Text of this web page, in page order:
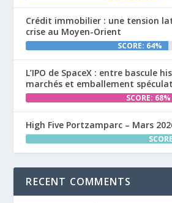
Crédit immobilier : une tension
crise au Moyen-Orient
SCORE: 64%
L’IPO de SpaceX : entre bascule
marchés et emballement
SCORE: 68%
High Five Portzamparc – Mars
RECENT COMMENTS